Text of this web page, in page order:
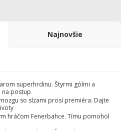
Najnovšie
superhrdinu. Štyrmi gólmi a
na postup
so slzami prosí premiéra: Dajte
hráčom Fenerbahce. Tímu pomohol